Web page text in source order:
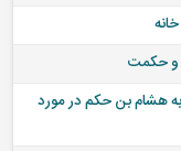
و حکمت
هشام بن حکم در مورد